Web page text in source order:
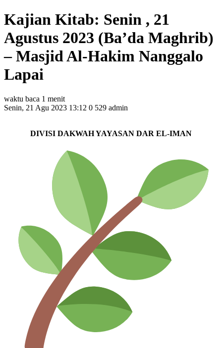
Kajian Kitab: Senin , 21
Agustus 2023 (Ba’da Maghrib)
– Masjid Al-Hakim Nanggalo
Lapai
waktu baca 1 menit
Senin, 21 Agu 2023 13:12 0 529 admin
DIVISI DAKWAH YAYASAN DAR EL-IMAN